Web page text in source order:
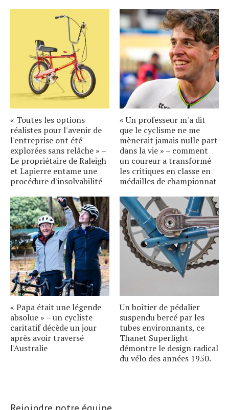
« Toutes les options
réalistes pour l'avenir de
l'entreprise ont été
explorées sans relâche » –
Le propriétaire de Raleigh
et Lapierre entame une
procédure d'insolvabilité
« Un professeur m'a dit
que le cyclisme ne me
mènerait jamais nulle part
dans la vie » – comment
un coureur a transformé
les critiques en classe en
médailles de championnat
« Papa était une légende
absolue » – un cycliste
caritatif décède un jour
après avoir traversé
l'Australie
Un boîtier de pédalier
suspendu bercé par les
tubes environnants, ce
Thanet Superlight
démontre le design radical
du vélo des années 1950.